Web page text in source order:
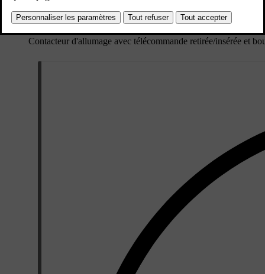
Contacteur d'allumage avec télécommande retirée/insérée et